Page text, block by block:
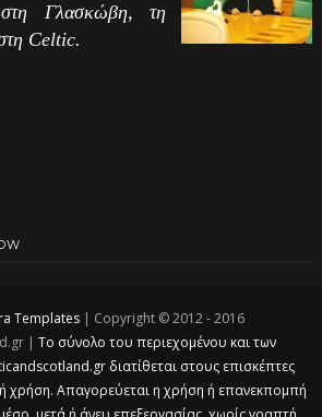
Γλασκώβη, τη
Celtic.
Templates| Copyright © 2012 - 2016
|Το σύνολο του περιεχομένου και των
διατίθεται στους επισκέπτες
χρήση. Απαγορεύεται η χρήση ή επανεκπομπή